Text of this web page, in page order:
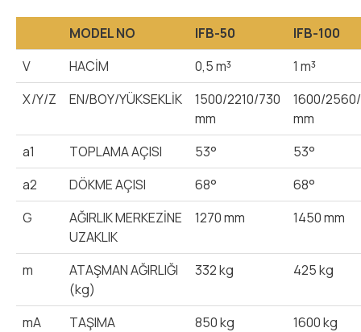
MODEL NO IFB-50
IFB-100
V
HACİM 0,5 m³
1 m³
X/Y/Z
EN/BOY/YÜKSEKLİK
1500/2210/730
mm
1600/
mm
a1
TOPLAMA AÇISI 53°
53°
a2
DÖKME AÇISI 68°
68°
G
AĞIRLIK MERKEZİNE
UZAKLIK
1270 mm 1450 mm
m
ATAŞMAN AĞIRLIĞI
(kg)
332 kg 425 kg
mA
TAŞIMA
850 kg 1600 kg